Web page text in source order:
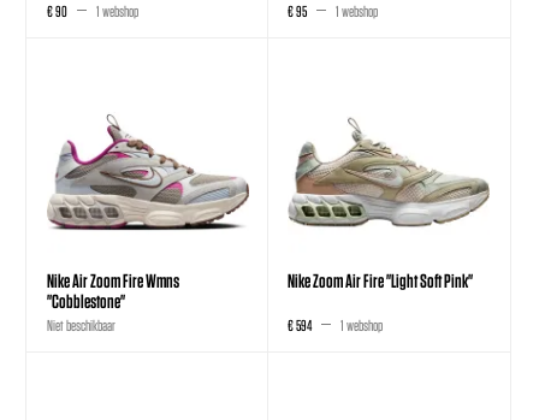
€ 90 1 webshop € 95 1 webshop
Nike Air Zoom Fire Wmns
"Cobblestone"
Niet beschikbaar
Nike Zoom Air Fire "Light Soft Pink"
€ 594 1 webshop